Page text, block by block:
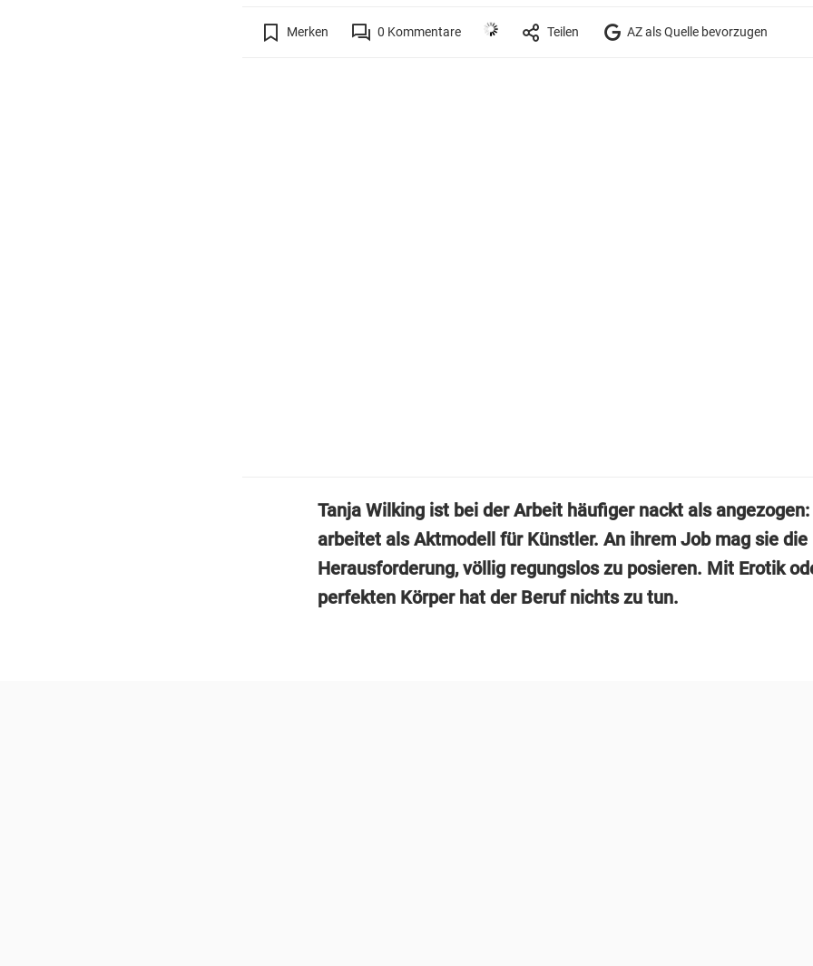
Merken 0 Kommentare Teilen AZ als Quelle bevorzugen
Tanja Wilking ist bei der Arbeit häufiger nackt als angezogen:
arbeitet als Aktmodell für Künstler. An ihrem Job mag sie die
Herausforderung, völlig regungslos zu posieren. Mit Erotik
perfekten Körper hat der Beruf nichts zu tun.